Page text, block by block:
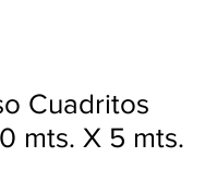
Cuadritos
mts. X 5 mts.